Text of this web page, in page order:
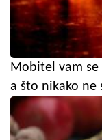
Mobitel vam
a što nikako ne